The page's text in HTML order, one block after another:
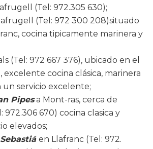
(Tel: 972.305 630);
(Tel: 972 300 208)situado
cocina tipicamente marinera y
(Tel: 972 667 376), ubicado en el
excelente cocina clásica, marinera
un servicio excelente;
Pipesa Mont-ras, cerca de
972.306 670) cocina clasica y
elevados;
en Llafranc (Tel: 972.